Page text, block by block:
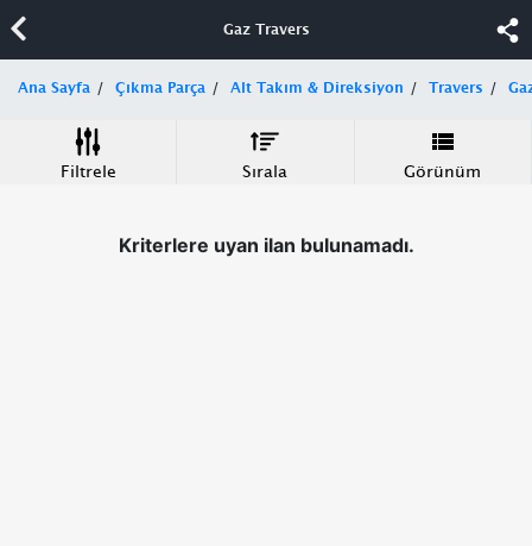
Gaz Travers
Ana Sayfa Çıkma Parça Alt Takım & Direksiyon Travers
Filtrele Sırala Görünüm
Kriterlere uyan ilan bulunamadı.